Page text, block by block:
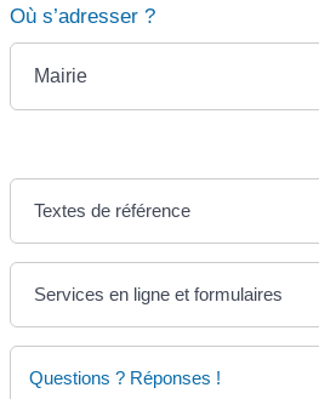
Où s’adresser ?
Mairie
Textes de référence
Services en ligne et formulaires
Questions ? Réponses !